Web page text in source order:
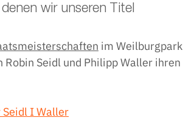
wir unseren Titel
im Weilburgpark
Seidl und Philipp Waller ihren
I Waller